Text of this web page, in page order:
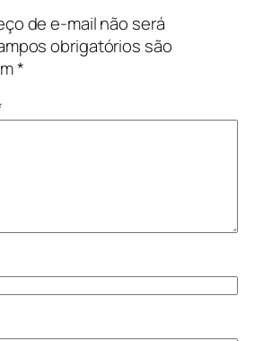
de e-mail não será
obrigatórios são
*